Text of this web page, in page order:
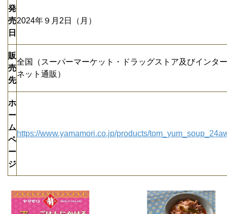
発
売
日
2024年９月2日（月）
販
売
先
全国（スーパーマーケット・ドラッグストア及びインター
ネット通販）
ホ
ー
ム
ペ
ー
ジ
https://www.yamamori.co.jp/products/